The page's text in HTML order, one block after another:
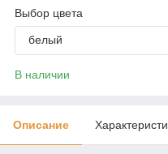
Выбор цвета
белый
В наличии
Описание